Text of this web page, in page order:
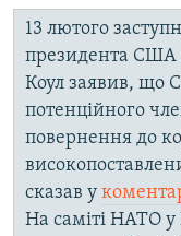
13 лютого
президента США
Коул заявив, що
потенційного
повернення до
сказав у
На саміті НАТО у